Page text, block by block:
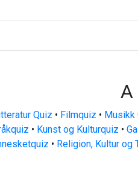
A
Quiz • Filmquiz • Musikk
• Kunst og Kulturquiz •
• Religion, Kultur og